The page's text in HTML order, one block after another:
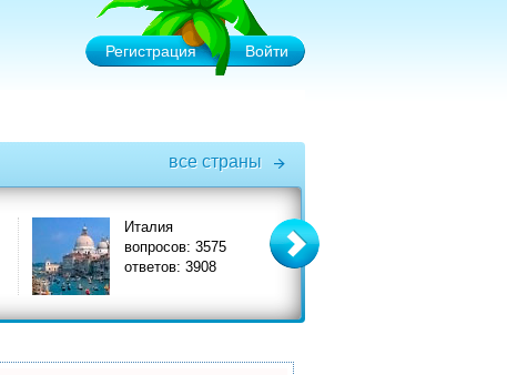
Регистрация Войти
все страны
Италия
вопросов: 3575
ответов: 3908